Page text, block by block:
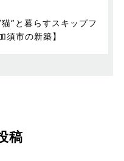
猫”と暮らすスキップフ
須市の新築】
稿